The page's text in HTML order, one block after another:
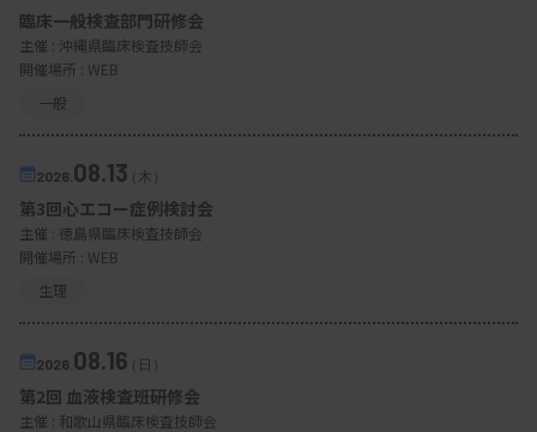
臨床一般検査部門研修会
主催 : 沖縄県臨床検査技師会
開催場所 : WEB
一般
2026. 08.13（木）
第3回心エコー症例検討会
主催 : 徳島県臨床検査技師会
開催場所 : WEB
生理
2026. 08.16（日）
第2回 血液検査班研修会
主催 : 和歌山県臨床検査技師会